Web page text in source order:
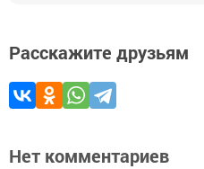
Расскажите друзьям
Нет комментариев